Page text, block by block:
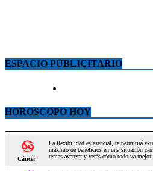
ESPACIO PUBLICITARIO
HOROSCOPO HOY